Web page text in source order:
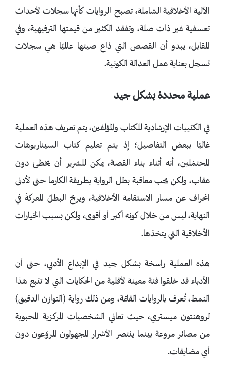
الآلية الأخلاقية الشاملة، تصبح الروايات كأنها سجلات لأحداث
تعسفية غير ذات صلة، وتفقد الكثير من قيمتها الترفيهية، وفي
المقابل، يبدو أن القصص التي ذاع صيتها عالميًا هي سجلات
تسجل بعناية عمل العدالة الكونية.
عملية محددة بشكل جيد
في الكتيبات الإرشادية للكتاب والمؤلفين، يتم تعريف هذه العملية
غالبًا ببعض التفاصيل؛ إذ يتم تعليم كتاب السيناريوهات
المحتمَلين، أنه أثناء بناء القصة، يمكن للشرير أن يخطئ دون
عقاب، ولكن يجب معاقبة بطل الرواية بطريقة الكارما حتى لأدنى
انحراف عن مسار الاستقامة الأخلاقية، ويربح البطلُ المعركةَ في
النهاية، ليس من خلال كونه أكبر أو أقوى، ولكن بسبب الخيارات
الأخلاقية التي يتخذها.
هذه العملية راسخة بشكل جيد في الإبداع الأدبي، حتى أن
الأدباء قد خلقوا فئة معينة لأقلية من الحكايات التي لا تتبع هذا
النمط، تُعرف بالروايات القاتمة، ومن ذلك رواية (التوازن الدقيق)
لروهنتون ميستري، حيث تعاني الشخصيات المركزية المحبوبة
من مصائر مروعة بينما ينتصر الأشرار المجهولون المروّعون دون
أي مضايقات.